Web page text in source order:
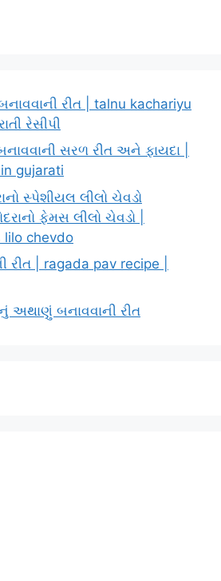
રીત | talnu kachariyu
રેસીપી
સરળ રીત અને ફાયદા |
gujarati
સ્પેશીયલ લીલો ચેવડો
ફેમસ લીલો ચેવડો |
lilo chevdo
રીત | ragada pav recipe |
અથાણું બનાવવાની રીત